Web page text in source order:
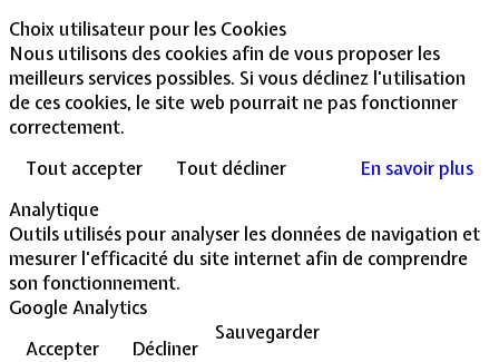
Choix utilisateur pour les Cookies
Nous utilisons des cookies afin de vous proposer les
meilleurs services possibles. Si vous déclinez l'utilisation
de ces cookies, le site web pourrait ne pas fonctionner
correctement.
Tout accepter
Tout décliner
En savoir plus
Analytique
Outils utilisés pour analyser les données de navigation et
mesurer l'efficacité du site internet afin de comprendre
son fonctionnement.
Google Analytics
Accepter
Décliner
Sauvegarder